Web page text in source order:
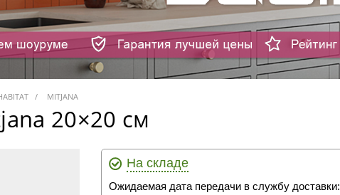
MITJANA
20×20 см
На складе
Ожидаемая дата передачи в службу доставки: